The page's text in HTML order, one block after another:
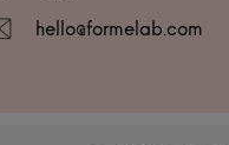
hello@formelab.com